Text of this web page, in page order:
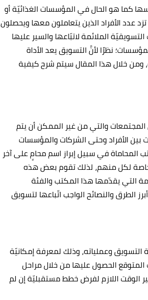
كما هو الحال في المؤسسات الغذائيّة أو
عدد الأفراد الذين يتعاملون معها ويحصلون
الملائمة لاتبّاعها والسير عليها
نظرًا لأنَّ التسويق يعد الأداة
ومن خلال هذا المقال سيتم شرح كيفية
والتي من غير الممكن أن يتم
بين الأفراد وحتى الشركات والمؤسسات
المحاماة في سبيل إبراز اسم محامٍ على آخر
لكل منهم، لذلك تقوم بعض هذه
التي يقدّمها هذا المكتب والفئة
الطرق والنصائح الواجب اتّباعها لتسويق
وعملياته، وذلك لمعرفة إمكانيّة
المتوقع الحصول عليها من خلال مراحل
الوقت اللازم لفرض خطط مستقبليّة إن لم